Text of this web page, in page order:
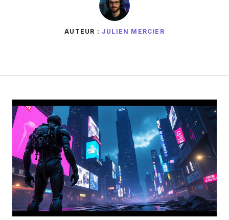
AUTEUR : JULIEN MERCIER